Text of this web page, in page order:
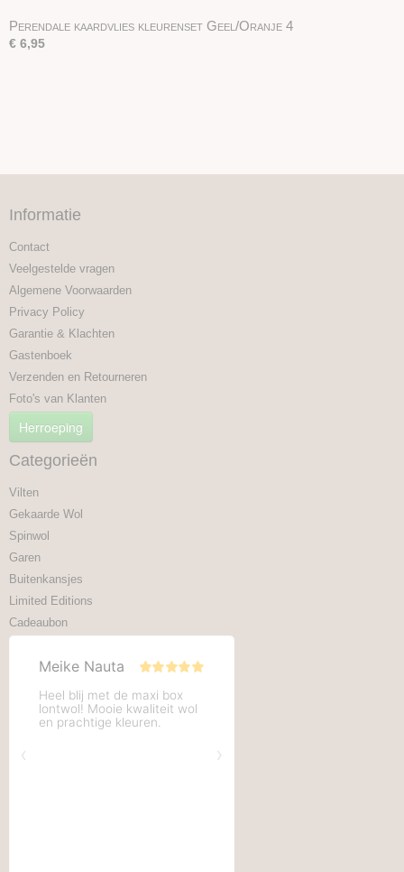
Perendale kaardvlies kleurenset Geel/Oranje 4
€ 6,95
Informatie
Contact
Veelgestelde vragen
Algemene Voorwaarden
Privacy Policy
Garantie & Klachten
Gastenboek
Verzenden en Retourneren
Foto's van Klanten
Herroeping
Categorieën
Vilten
Gekaarde Wol
Spinwol
Garen
Buitenkansjes
Limited Editions
Cadeaubon